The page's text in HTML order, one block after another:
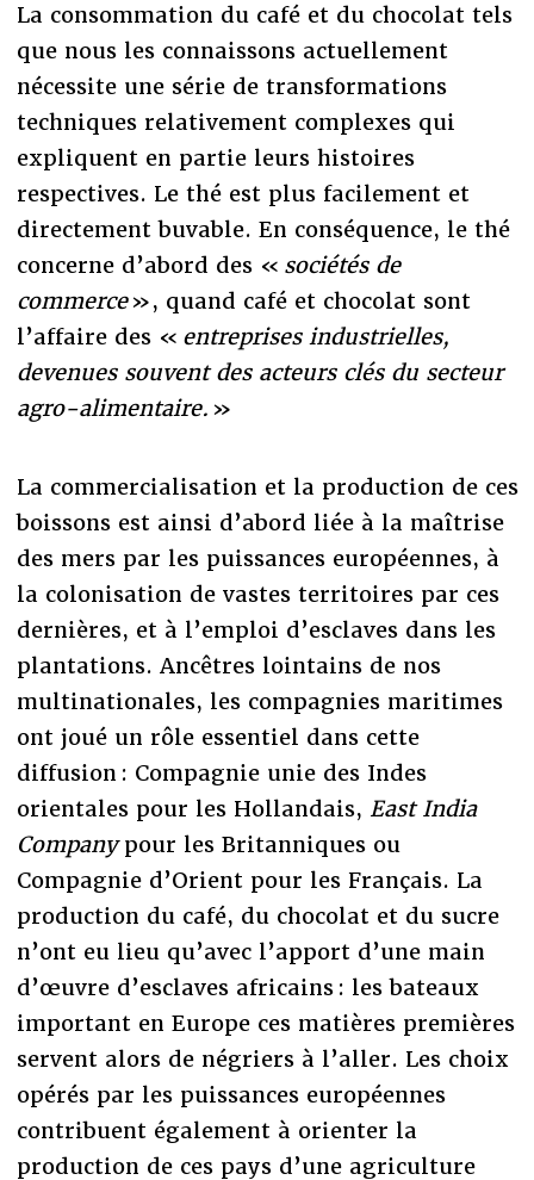
La consommation du café et du chocolat tels
que nous les connaissons actuellement
nécessite une série de transformations
techniques relativement complexes qui
expliquent en partie leurs histoires
respectives. Le thé est plus facilement et
directement buvable. En conséquence, le thé
concerne d’abord des « sociétés de
commerce», quand café et chocolat sont
l’affaire des « entreprises industrielles,
devenues souvent des acteurs clés du secteur
agro-alimentaire. »
La commercialisation et la production de ces
boissons est ainsi d’abord liée à la maîtrise
des mers par les puissances européennes, à
la colonisation de vastes territoires par ces
dernières, et à l’emploi d’esclaves dans les
plantations. Ancêtres lointains de nos
multinationales, les compagnies maritimes
ont joué un rôle essentiel dans cette
diffusion : Compagnie unie des Indes
orientales pour les Hollandais, East India
Companypour les Britanniques ou
Compagnie d’Orient pour les Français. La
production du café, du chocolat et du sucre
n’ont eu lieu qu’avec l’apport d’une main
d’œuvre d’esclaves africains : les bateaux
important en Europe ces matières premières
servent alors de négriers à l’aller. Les choix
opérés par les puissances européennes
contribuent également à orienter la
production de ces pays d’une agriculture